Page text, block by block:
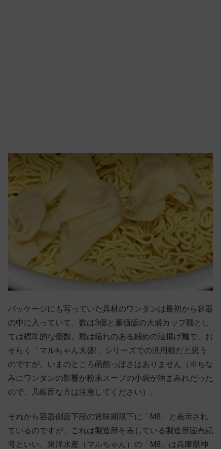
パッケージにも写っていた具材のワンタンは最初から容器
の中に入っていて、数は3個と廉価版の大盛カップ麺とし
ては標準的な個数。麺は縮れのある細めの油揚げ麺で、お
そらく「マルちゃん大盛!」シリーズでの汎用麺だと思う
のですが、いまのところ函館っぽさはありません（※ちな
みにワンタンの影響か粉末スープの小袋が油まみれだった
ので、几帳面な方は注意してください）。
それから容器側面下段の賞味期限下に「M8」と表示され
ているのですが、これは製造所を表している製造所固有記
号といい、東洋水産（マルちゃん）の「M8」は兵庫県神